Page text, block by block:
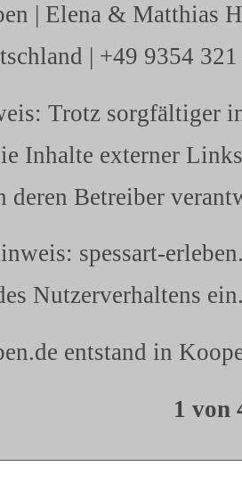
| Elena & Matthias
| +49 9354
Trotz sorgfältiger
Inhalte externer
deren Betreiber
spessart-
Nutzerverhaltens
entstand in
1 von